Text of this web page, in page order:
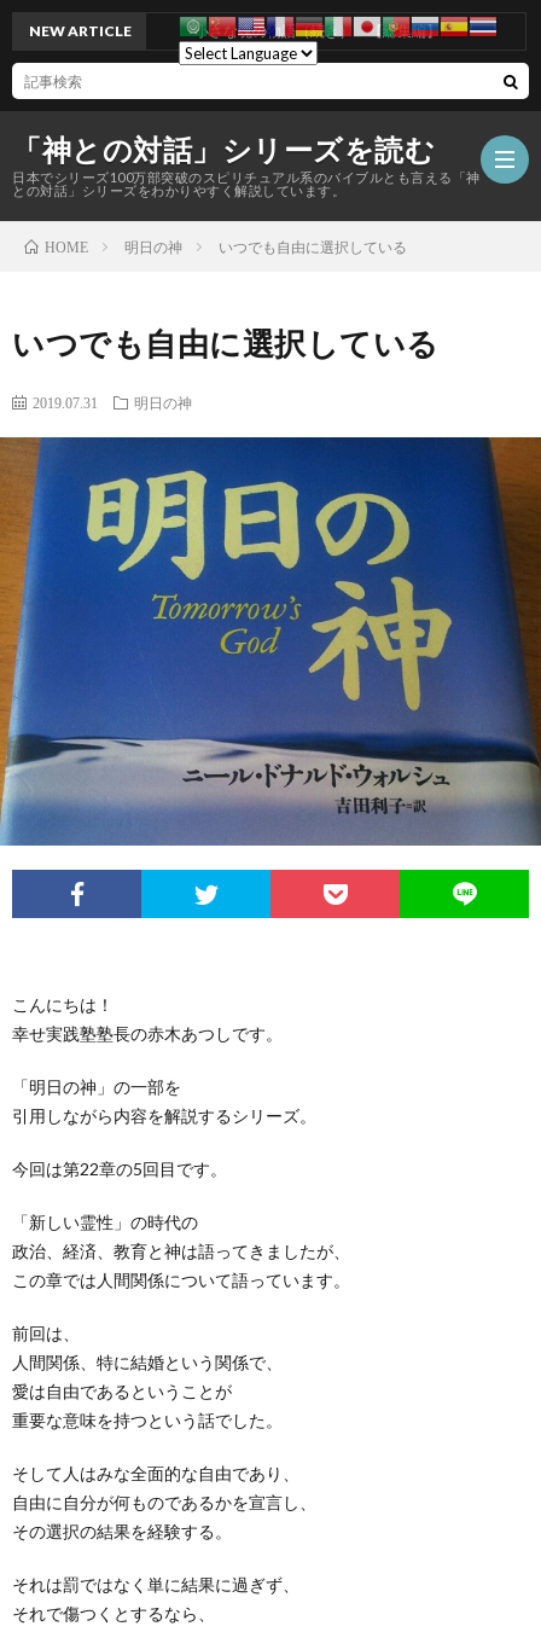
「神との対話」シリーズを読む
日本でシリーズ100万部突破のスピリチュアル系のバイブルとも言える「神
との対話」シリーズをわかりやすく解説しています。
NEW ARTICLE小さな魂の物語（続き） 【総集編】
HOME 明日の神 いつでも自由に選択している
いつでも自由に選択している
2019.07.31 明日の神
こんにちは！
幸せ実践塾塾長の赤木あつしです。
「明日の神」の一部を
引用しながら内容を解説するシリーズ。
今回は第22章の5回目です。
「新しい霊性」の時代の
政治、経済、教育と神は語ってきましたが、
この章では人間関係について語っています。
前回は、
人間関係、特に結婚という関係で、
愛は自由であるということが
重要な意味を持つという話でした。
そして人はみな全面的な自由であり、
自由に自分が何ものであるかを宣言し、
その選択の結果を経験する。
それは罰ではなく単に結果に過ぎず、
それで傷つくとするなら、